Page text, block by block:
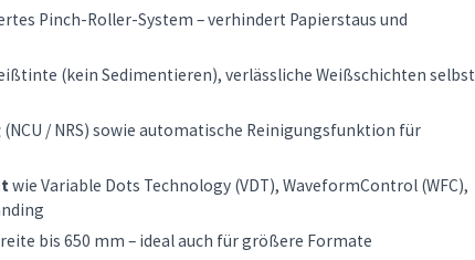
Pinch-Roller-System – verhindert Papierstaus und
(kein Sedimentieren), verlässliche Weißschichten selbst
(NCU / NRS) sowie automatische Reinigungsfunktion für
wie Variable Dots Technology (VDT), WaveformControl (WFC),
bis 650 mm – ideal auch für größere Formate